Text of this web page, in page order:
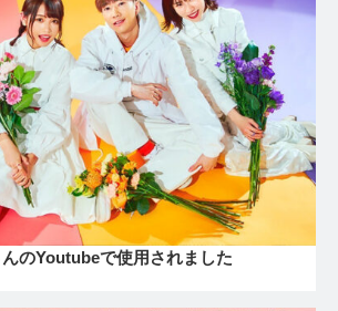
のYoutubeで使用されました